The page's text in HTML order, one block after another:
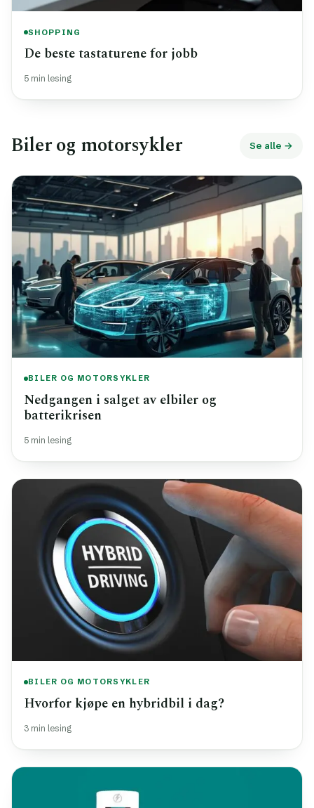
SHOPPING
De beste tastaturene for jobb
5 min lesing
Biler og motorsykler Se alle →
BILER OG MOTORSYKLER
Nedgangen i salget av elbiler og
batterikrisen
5 min lesing
BILER OG MOTORSYKLER
Hvorfor kjøpe en hybridbil i dag?
3 min lesing